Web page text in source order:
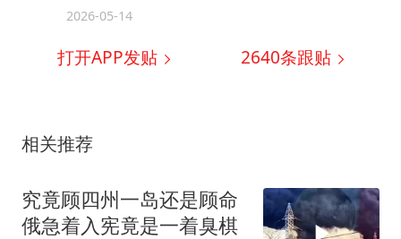
2026-05-14
打开APP发贴 2640条跟贴
相关推荐
究竟顾四州一岛还是顾命
俄急着入宪竟是一着臭棋